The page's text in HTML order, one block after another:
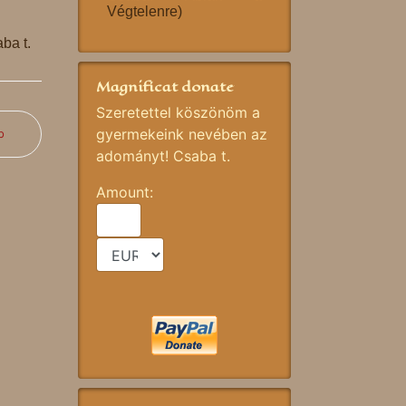
t.
Végtelenre)
Magnificat donate
Szeretettel köszönöm a
gyermekeink nevében az
adományt! Csaba t.
Amount: